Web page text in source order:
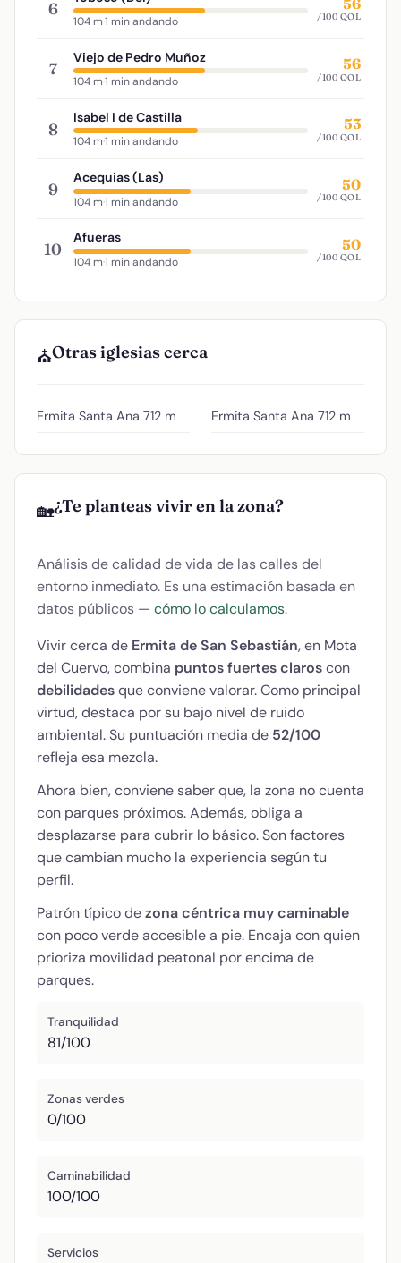
6
104 m·1 min andando
56
/100 QOL
7
Viejo de Pedro Muñoz
104 m·1 min andando
56
/100 QOL
8
Isabel I de Castilla
104 m·1 min andando
53
/100 QOL
9
Acequias (Las)
104 m·1 min andando
50
/100 QOL
10
Afueras
104 m·1 min andando
50
/100 QOL
⛪Otras iglesias cerca
Ermita Santa Ana 712 m Ermita Santa Ana 712 m
🏡¿Te planteas vivir en la zona?
Análisis de calidad de vida de las calles del
entorno inmediato. Es una estimación basada en
datos públicos — cómo lo calculamos.
Vivir cerca de Ermita de San Sebastián, en Mota
del Cuervo, combina puntos fuertes claroscon
debilidadesque conviene valorar. Como principal
virtud, destaca por su bajo nivel de ruido
ambiental. Su puntuación media de 52/100
refleja esa mezcla.
Ahora bien, conviene saber que, la zona no cuenta
con parques próximos. Además, obliga a
desplazarse para cubrir lo básico. Son factores
que cambian mucho la experiencia según tu
perfil.
Patrón típico dezona céntrica muy caminable
con poco verde accesible a pie. Encaja con quien
prioriza movilidad peatonal por encima de
parques.
Tranquilidad
81/100
Zonas verdes
0/100
Caminabilidad
100/100
Servicios